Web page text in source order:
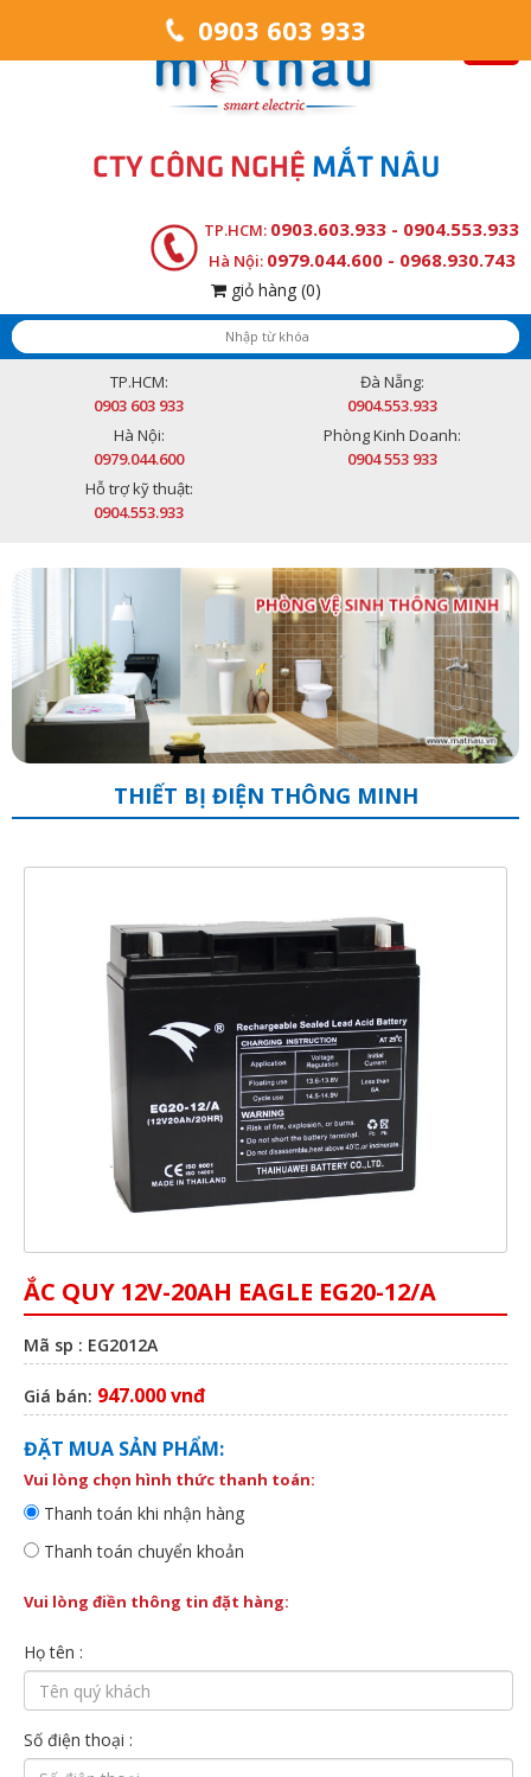
CTY CÔNG NGHỆ MẮT NÂU
TP.HCM: 0903.603.933 - 0904.553.933
Hà Nội: 0979.044.600 - 0968.930.743
giỏ hàng (0)
TP.HCM:
0903 603 933
Đà Nẵng:
0904.553.933
Hà Nội:
0979.044.600
Phòng Kinh Doanh:
0904 553 933
Hỗ trợ kỹ thuật:
0904.553.933
THIẾT BỊ ĐIỆN THÔNG MINH
ẮC QUY 12V-20AH EAGLE EG20-12/A
Mã sp : EG2012A
Giá bán: 947.000 vnđ
ĐẶT MUA SẢN PHẨM:
Vui lòng chọn hình thức thanh toán:
Thanh toán khi nhận hàng
Thanh toán chuyển khoản
Vui lòng điền thông tin đặt hàng:
Họ tên :
Số điện thoại :
0903 603 933